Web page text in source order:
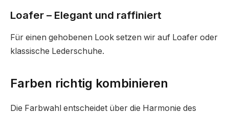
Loafer – Elegant und raffiniert
Für einen gehobenen Look setzen wir auf Loafer oder
klassische Lederschuhe.
Farben richtig kombinieren
Die Farbwahl entscheidet über die Harmonie des